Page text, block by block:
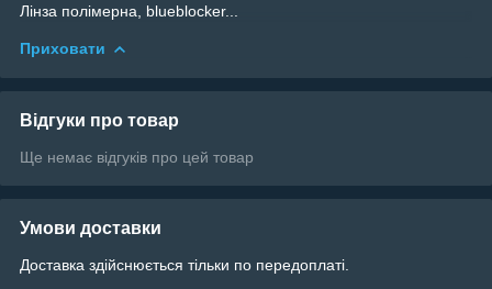
Лінза полімерна, blueblocker...
Приховати
Відгуки про товар
Ще немає відгуків про цей товар
Умови доставки
Доставка здійснюється тільки по передоплаті.